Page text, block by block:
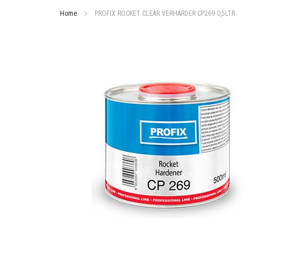
Home PROFIX ROCKET CLEAR VERHARDER CP269 0,5LTR